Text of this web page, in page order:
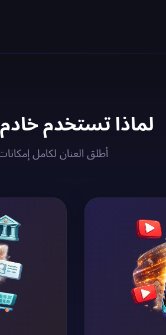
لماذا تستخدم خادم VPN صربي مجاني في 2026؟